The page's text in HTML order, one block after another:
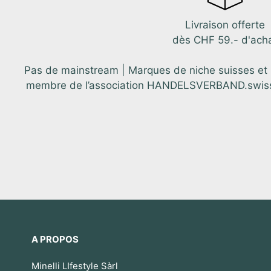
Livraison offerte
dès CHF 59.-
Pas de mainstream | Marques de niche suisses
membre de l’association
A PROPOS
Minelli LIfestyle Sàrl